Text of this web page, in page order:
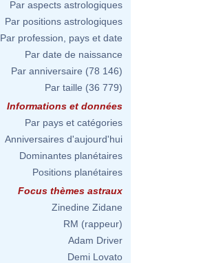
Par aspects astrologiques
Par positions astrologiques
Par profession, pays et date
Par date de naissance
Par anniversaire (78 146)
Par taille (36 779)
Informations et données
Par pays et catégories
Anniversaires d'aujourd'hui
Dominantes planétaires
Positions planétaires
Focus thèmes astraux
Zinedine Zidane
RM (rappeur)
Adam Driver
Demi Lovato